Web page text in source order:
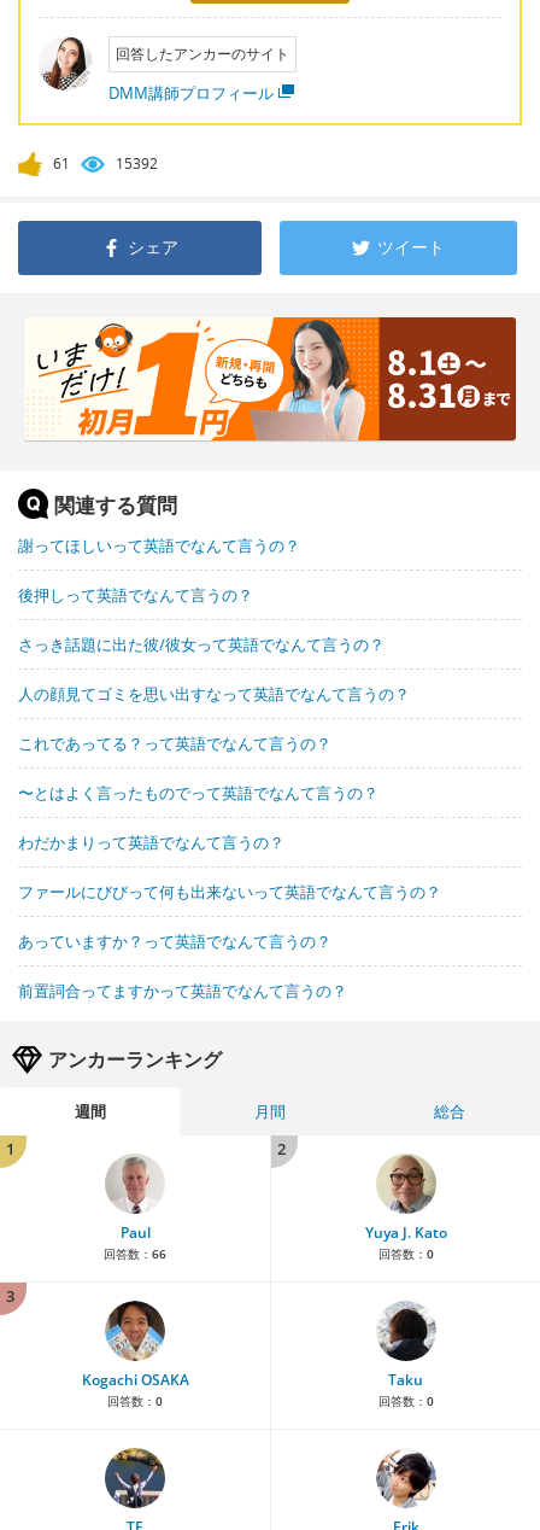
回答したアンカーのサイト
DMM講師プロフィール
61 15392
シェア ツイート
関連する質問
謝ってほしいって英語でなんて言うの？
後押しって英語でなんて言うの？
さっき話題に出た彼/彼女って英語でなんて言うの？
人の顔見てゴミを思い出すなって英語でなんて言うの？
これであってる？って英語でなんて言うの？
〜とはよく言ったものでって英語でなんて言うの？
わだかまりって英語でなんて言うの？
ファールにびびって何も出来ないって英語でなんて言うの？
あっていますか？って英語でなんて言うの？
前置詞合ってますかって英語でなんて言うの？
アンカーランキング
週間 月間
総合
1
Paul
回答数： 66
2
Yuya J. Kato
回答数： 0
3
Kogachi OSAKA
回答数： 0
Taku
回答数： 0